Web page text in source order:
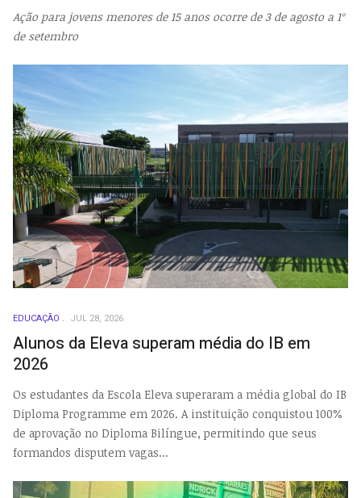
Ação para jovens menores de 15 anos ocorre de 3 de agosto a 1º
de setembro
EDUCAÇÃO JUL 28, 2026
Alunos da Eleva superam média do IB em
2026
Os estudantes da Escola Eleva superaram a média global do IB
Diploma Programme em 2026. A instituição conquistou 100%
de aprovação no Diploma Bilíngue, permitindo que seus
formandos disputem vagas...